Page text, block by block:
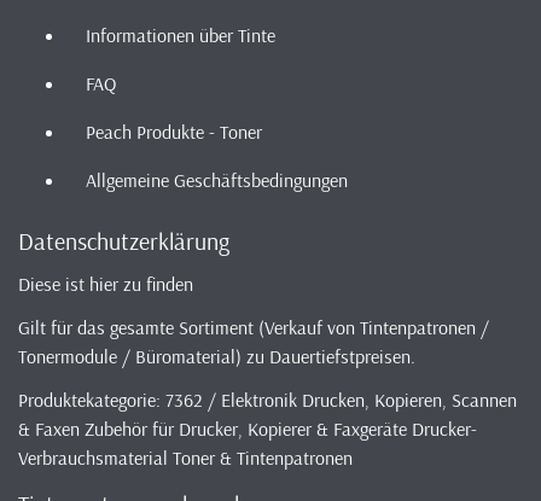
Informationen über Tinte
FAQ
Peach Produkte - Toner
Allgemeine Geschäftsbedingungen
Datenschutzerklärung
Diese ist hier zu finden
Gilt für das gesamte Sortiment (Verkauf von Tintenpatronen /
Tonermodule / Büromaterial) zu Dauertiefstpreisen.
Produktekategorie: 7362 / Elektronik Drucken, Kopieren, Scannen
& Faxen Zubehör für Drucker, Kopierer & Faxgeräte Drucker-
Verbrauchsmaterial Toner & Tintenpatronen